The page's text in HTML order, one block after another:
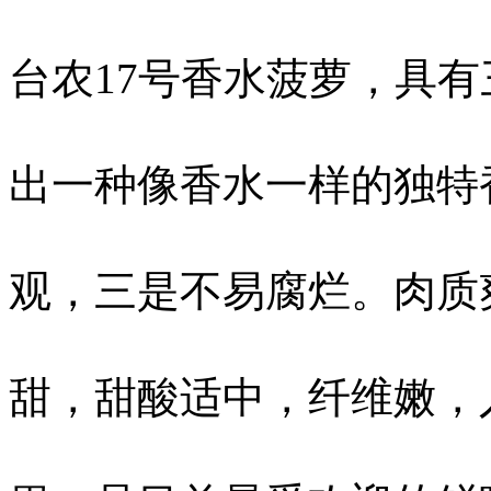
台农17号香水菠萝，具
出一种像香水一样的独
观，三是不易腐烂。肉
甜，甜酸适中，纤维嫩